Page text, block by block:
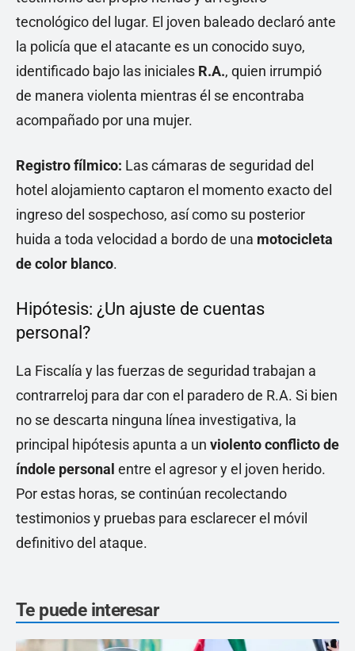
tecnológico del lugar. El joven baleado declaró ante
la policía que el atacante es un conocido suyo,
identificado bajo las iniciales R.A., quien irrumpió
de manera violenta mientras él se encontraba
acompañado por una mujer.
Registro fílmico: Las cámaras de seguridad del
hotel alojamiento captaron el momento exacto del
ingreso del sospechoso, así como su posterior
huida a toda velocidad a bordo de una motocicleta
de color blanco.
Hipótesis: ¿Un ajuste de cuentas
personal?
La Fiscalía y las fuerzas de seguridad trabajan a
contrarreloj para dar con el paradero de R.A. Si bien
no se descarta ninguna línea investigativa, la
principal hipótesis apunta a un violento conflicto de
índole personal entre el agresor y el joven herido.
Por estas horas, se continúan recolectando
testimonios y pruebas para esclarecer el móvil
definitivo del ataque.
Te puede interesar